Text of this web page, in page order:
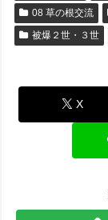
08 草の根交流
被爆２世・３世
X